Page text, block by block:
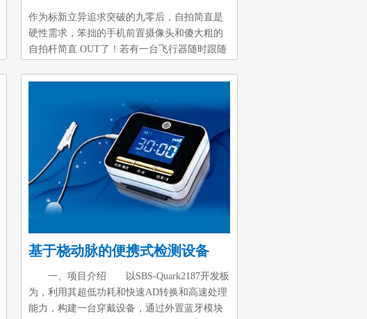
作为标新立异追求突破的九零后，自拍简直是
硬性需求，笨拙的手机前置摄像头和傻大粗的
自拍杆简直 OUT了！若有一台飞行器随时跟随
摄像头就为你拍下那精彩瞬间，将照片立即发
样一款飞行器简直就是自（ba）拍（mei）神
器！来自特洛伊高中的几位学生便将这一想法
付诸实践，利用小巧且功能强大的Intel
Edison、手势识别利器Myo搭建出这款自拍飞行
器。不像一般的飞行器还需要遥控器或手机app
控制，它只需要通过一个手势即可控制起飞降
落、飞
基于桡动脉的便携式检测设备
一、项目介绍 以SBS-Quark2187开发板
为，利用其超低功耗和快速AD转换和高速处理
能力，构建一台穿戴设备，通过外置蓝牙模块